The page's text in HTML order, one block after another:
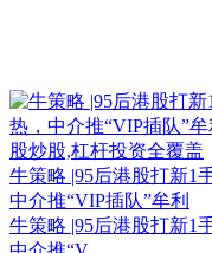
牛策略 |95后港股打新1
中介推“VIP插队”牟利
牛策略 |95后港股打新1